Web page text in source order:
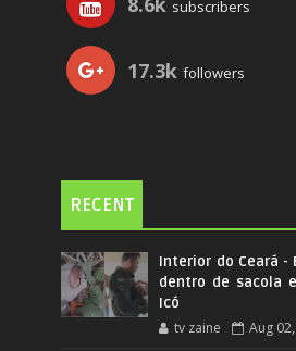
subscribers
17.3k followers
RECENT
Interior do Ceará -
dentro de sacola
Icó
tv zaine Aug